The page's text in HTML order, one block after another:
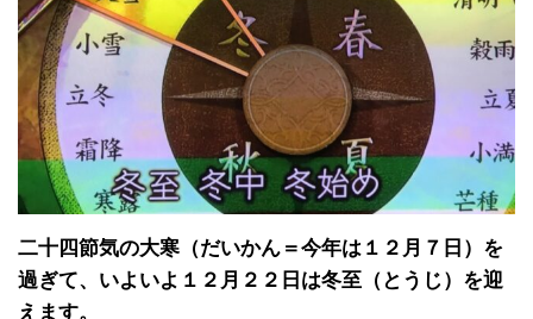
二十四節気の大寒（だいかん＝今年は１２月７日）を
過ぎて、いよいよ１２月２２日は冬至（とうじ）を迎
えます。